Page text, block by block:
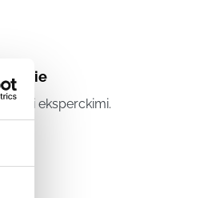
eksperckimi.